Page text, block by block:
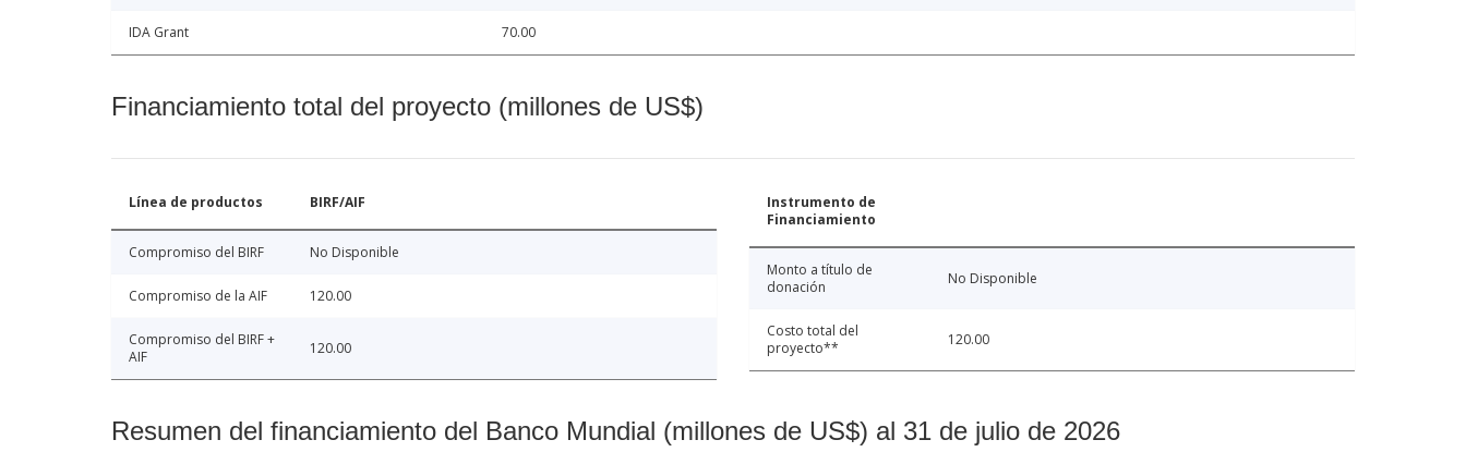
IDA Grant 70.00
Financiamiento total del proyecto (millones de US$)
Línea de productos BIRF/AIF
Compromiso del BIRF No Disponible
Compromiso de la AIF 120.00
Compromiso del BIRF +
AIF
120.00
Instrumento de
Financiamiento
Monto a título de
donación
No Disponible
Costo total del
proyecto**
120.00
Resumen del financiamiento del Banco Mundial (millones de US$) al 31 de julio de 2026